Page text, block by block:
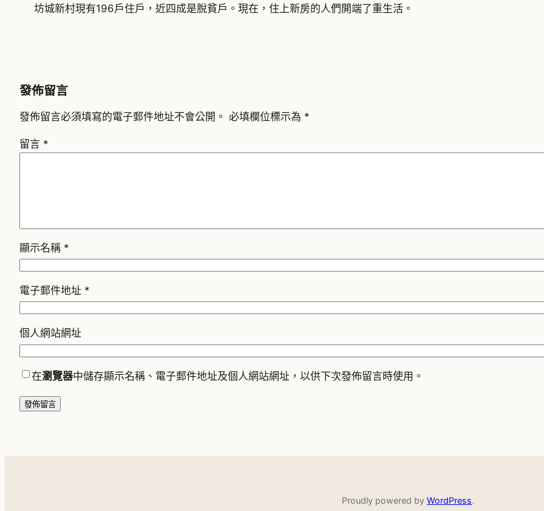
坊城新村現有196戶住戶，近四成是脫貧戶。現在，住上新房的人們開端了重生活。
發佈留言
發佈留言必須填寫的電子郵件地址不會公開。 必填欄位標示為 *
留言 *
顯示名稱 *
電子郵件地址 *
個人網站網址
在瀏覽器中儲存顯示名稱、電子郵件地址及個人網站網址，以供下次發佈留言時使用。
Proudly powered by WordPress.